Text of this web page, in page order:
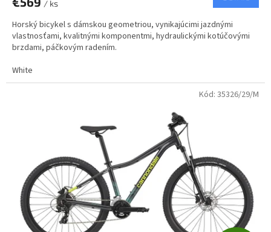
M
O
/ ks
Horský bicykel s dámskou geometriou, vynikajúcimi jazdnými
vlastnosťami, kvalitnými komponentmi, hydraulickými kotúčovými
brzdami, páčkovým radením.
White
Kód: 35326/29/M